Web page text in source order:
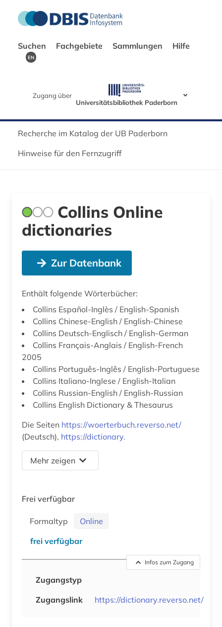
Suchen Fachgebiete Sammlungen Hilfe
EN
Zugang über
Universitätsbibliothek Paderborn
Recherche im Katalog der UB Paderborn
Hinweise für den Fernzugriff
Collins Online
dictionaries
Zur Datenbank
Enthält folgende Wörterbücher:
Collins Español-Inglès / English-Spanish
Collins Chinese-English / English-Chinese
Collins Deutsch-Englisch / English-German
Collins Français-Anglais / English-French
2005
Collins Português-Inglês / English-Portuguese
Collins Italiano-Inglese / English-Italian
Collins Russian-English / English-Russian
Collins English Dictionary & Thesaurus
Die Seiten https://woerterbuch.reverso.net/
(Deutsch), https://dictionary.
Mehr zeigen
Frei verfügbar
Formaltyp
Online
frei verfügbar
Infos zum Zugang
Zugangstyp
Zugangslink
https://dictionary.reverso.net/